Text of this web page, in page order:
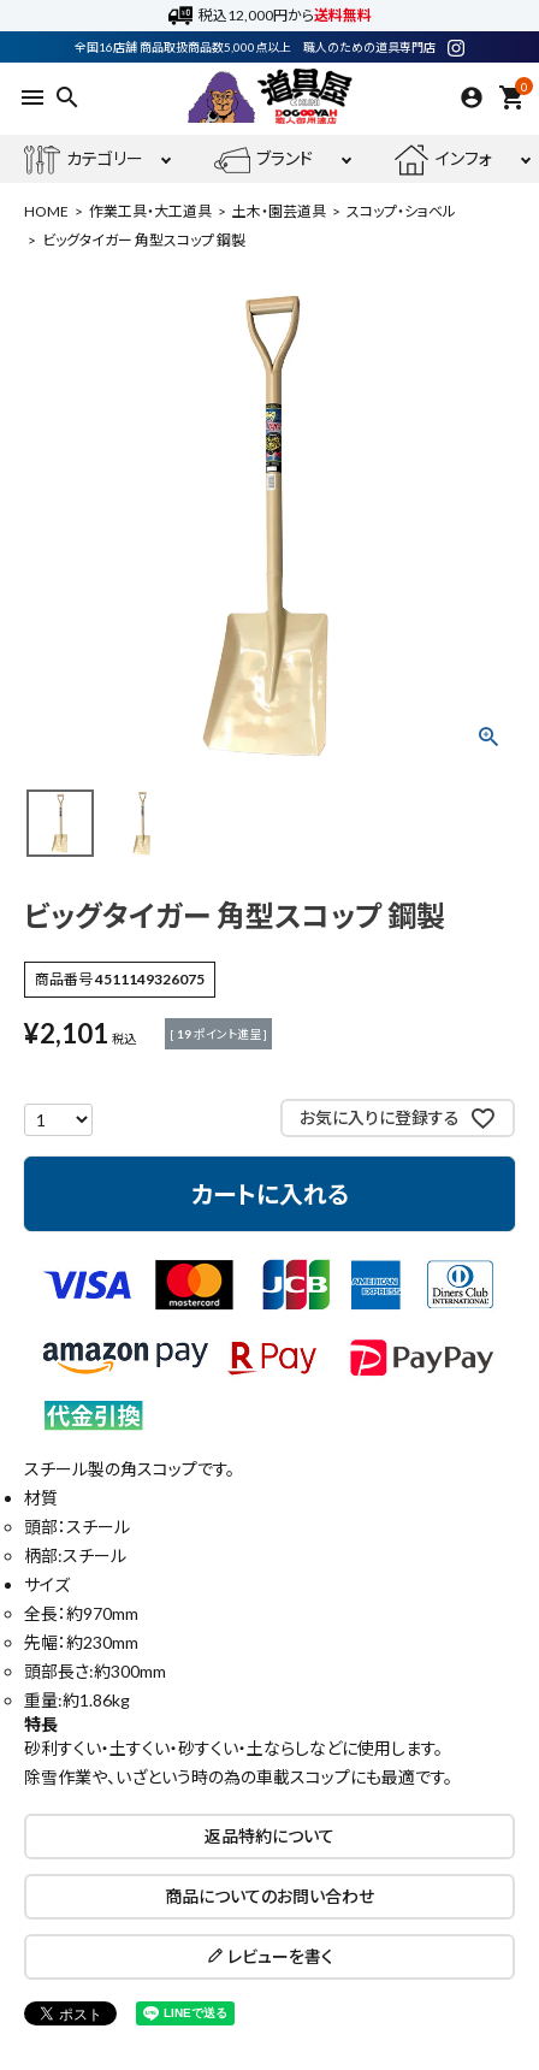
税込12,000円から送料無料
全国16店舗 商品取扱商品数5,000点以上 職人のための道具専門店
menu search 0
shopping_cart
カテゴリー ブランド インフォ
会員登録
最近閲覧した商品
電動工具
エアー工具・機械工具
先端工具
作業工具・大工道具
収納・腰袋・ワーク用品
金物・現場資材
コンテンツ
ガイドライン
HOME 作業工具・大工道具 土木・園芸道具
スコップ・ショベル
ビッグタイガー 角型スコップ 鋼製
ビッグタイガー 角型スコップ 鋼製
商品番号4511149326075
¥2,101 税込 [ 19ポイント進呈 ]
お気に入りに登録する
カートに入れる
スチール製の角スコップです。
材質
頭部：スチール
柄部:スチール
サイズ
全長：約970mm
先幅：約230mm
頭部長さ:約300mm
重量:約1.86kg
特長
砂利すくい・土すくい・砂すくい・土ならしなどに使用します。
除雪作業や、いざという時の為の車載スコップにも最適です。
返品特約について
商品についてのお問い合わせ
レビューを書く